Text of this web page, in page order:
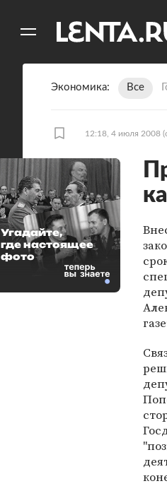
Экономика Все
12:18, 4 июля 2008
Угадайте,
где настоящее
фото